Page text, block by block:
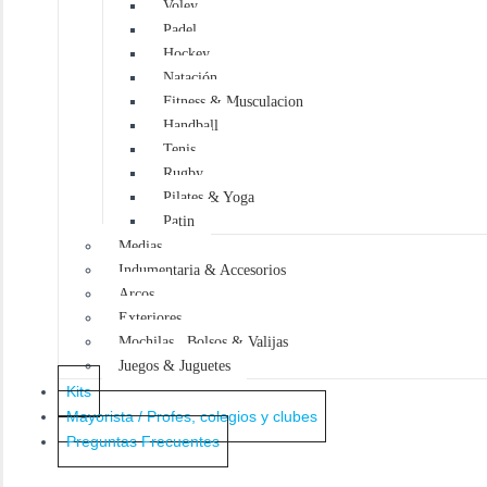
Voley
Padel
Hockey
Natación
Fitness & Musculacion
Handball
Tenis
Rugby
Pilates & Yoga
Patin
Medias
Indumentaria & Accesorios
Arcos
Exteriores
Mochilas , Bolsos & Valijas
Juegos & Juguetes
Kits
Mayorista / Profes, colegios y clubes
Preguntas Frecuentes